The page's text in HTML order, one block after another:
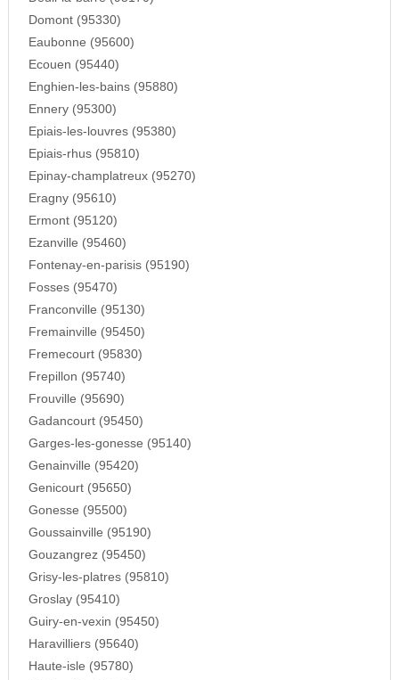
Domont (95330)
Eaubonne (95600)
Ecouen (95440)
Enghien-les-bains (95880)
Ennery (95300)
Epiais-les-louvres (95380)
Epiais-rhus (95810)
Epinay-champlatreux (95270)
Eragny (95610)
Ermont (95120)
Ezanville (95460)
Fontenay-en-parisis (95190)
Fosses (95470)
Franconville (95130)
Fremainville (95450)
Fremecourt (95830)
Frepillon (95740)
Frouville (95690)
Gadancourt (95450)
Garges-les-gonesse (95140)
Genainville (95420)
Genicourt (95650)
Gonesse (95500)
Goussainville (95190)
Gouzangrez (95450)
Grisy-les-platres (95810)
Groslay (95410)
Guiry-en-vexin (95450)
Haravilliers (95640)
Haute-isle (95780)